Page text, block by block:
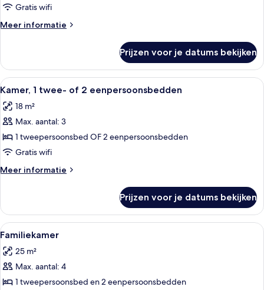
Gratis wifi
Meer informatie
Meer
Prijzen voor je datums bekijken
Alle
foto's
voor
Kamer,
1
twee-
of
2
laden
Een net opgemaakt bed met een
5
Kamer, 1 twee- of 2 eenpersoonsbedden
18 m²
Max. aantal: 3
1 tweepersoonsbed OF 2 eenpersoonsbedden
Gratis wifi
Meer informatie
Meer
1
twee-
of
eenpersoonsbedden
Prijzen voor je datums bekijken
Alle
foto's
voor
Familiekamer
laden
Een hotelkamer met twee bedden,
2
Familiekamer
25 m²
Max. aantal: 4
1 tweepersoonsbed en 2 eenpersoonsbedden